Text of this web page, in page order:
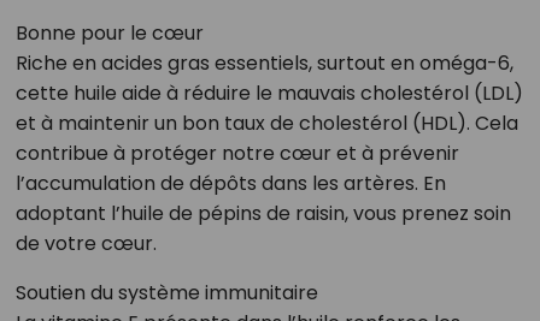
Bonne pour le cœur
Riche en acides gras essentiels, surtout en oméga-6,
cette huile aide à réduire le mauvais cholestérol (LDL)
et à maintenir un bon taux de cholestérol (HDL). Cela
contribue à protéger notre cœur et à prévenir
l’accumulation de dépôts dans les artères. En
adoptant l’huile de pépins de raisin, vous prenez soin
de votre cœur.
Soutien du système immunitaire